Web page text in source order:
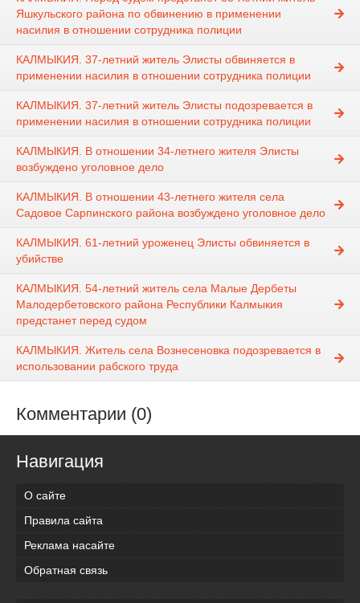
Яшкульского района по обвинению в применении
насилия в отношении сотрудника полиции
КАЛМЫКИЯ. 37-летний житель Элисты обвиняется в
применении насилия в отношении сотрудника полиции
КАЛМЫКИЯ. 37-летний житель Элисты подозревается в
применении насилия в отношении сотрудника полиции
КАЛМЫКИЯ. В отношении 34-летнего жителя Элисты
возбуждено уголовное дело
КАЛМЫКИЯ. В отношении 43-летнего жителя села
Садовое Сарпинского района возбуждено уголовное дело
КАЛМЫКИЯ. 61-летний уроженец Элисты обвиняется в
убийстве
КАЛМЫКИЯ. 54-летний житель села Малые Дербеты
Малодербетовского района Республики Калмыкия
предстанет перед судом
КАЛМЫКИЯ. Житель села Вознесеновка подозревается в
использовании рабского труда
Комментарии (0)
Навигация
О сайте
Правила сайта
Реклама насайте
Обратная связь